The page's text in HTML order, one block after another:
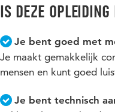
Is deze
Je bent goed met
Je maakt gemakkelijk
mensen en kunt goed
Je bent technisch